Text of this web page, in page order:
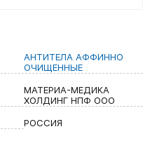
АНТИТЕЛА АФФИННО
ОЧИЩЕННЫЕ
МАТЕРИА-МЕДИКА
ХОЛДИНГ НПФ ООО
РОССИЯ